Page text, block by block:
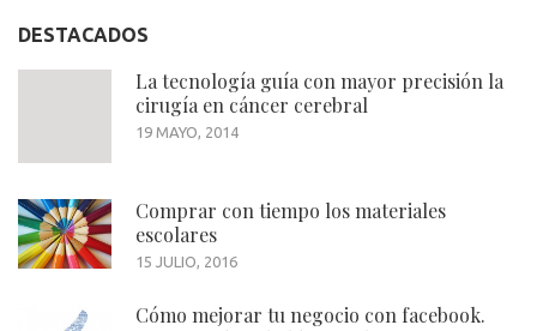
DESTACADOS
La tecnología guía con mayor precisión la
cirugía en cáncer cerebral
19 MAYO, 2014
Comprar con tiempo los materiales
escolares
15 JULIO, 2016
Cómo mejorar tu negocio con facebook.